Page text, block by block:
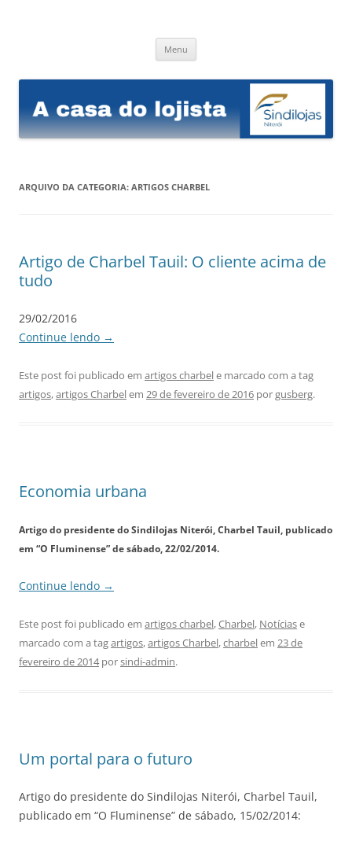
Menu
conteúdo
ARQUIVO DA CATEGORIA: ARTIGOS CHARBEL
Artigo de Charbel Tauil: O cliente acima de
tudo
29/02/2016
Continue lendo →
Este post foi publicado em artigos charbele marcado com a tag
artigos,artigos Charbelem 29 de fevereiro de 2016 porgusberg.
Economia urbana
Artigo do presidente do Sindilojas Niterói, Charbel Tauil, publicado
em “O Fluminense” de sábado, 22/02/2014.
Continue lendo →
Este post foi publicado em artigos charbel,Charbel, Notíciase
marcado com a tagartigos,artigos Charbel,charbelem 23 de
fevereiro de 2014porsindi-admin.
Um portal para o futuro
Artigo do presidente do Sindilojas Niterói, Charbel Tauil,
publicado em “O Fluminense” de sábado, 15/02/2014: